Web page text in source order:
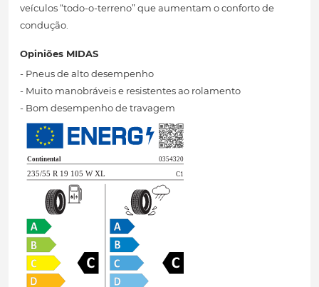
veículos “todo-o-terreno” que aumentam o conforto de
condução.
Opiniões MIDAS
- Pneus de alto desempenho
- Muito manobráveis ​​e resistentes ao rolamento
- Bom desempenho de travagem